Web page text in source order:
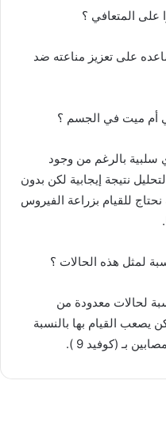
على المتعافي ؟
على تعزيز مناعته ضد
أم ميت في الجسم ؟
سلبية بالرغم من وجود
نتيجة إيجابية لكن بدون
للقيام بزراعة الفيروس
لمثل هذه الحالات ؟
لحالات معدودة من
يصعب القيام بها بالنسبة
بـ (كوفيد 9 ).